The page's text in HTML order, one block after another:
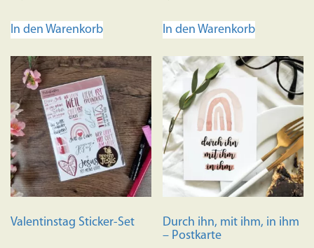
In den Warenkorb In den Warenkorb
Valentinstag Sticker-Set
Durch ihn, mit ihm, in ihm
– Postkarte